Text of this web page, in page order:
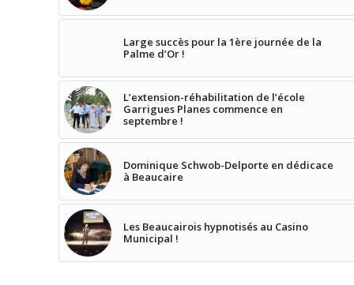
Large succès pour la 1ère journée de la
Palme d’Or !
L’extension-réhabilitation de l’école
Garrigues Planes commence en
septembre !
Dominique Schwob-Delporte en dédicace
à Beaucaire
Les Beaucairois hypnotisés au Casino
Municipal !